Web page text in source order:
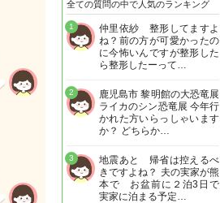
全ての質問の中で人気のランキング
仲里依紗 整形してますよ
ね？前の方が可愛かったの
に今怖いんですが整形した
ら整形したーって…
1
鹿児島市 黎明館の大恐竜展
ライカのシン恐竜展 今年行
かれた方いらっしゃいます
か？ どちらか…
2
地震あと 帰省は控えるべ
きですよね？ 夫の実家が熊
本で お盆前に２泊3日で
実家に泊まる予定…
3